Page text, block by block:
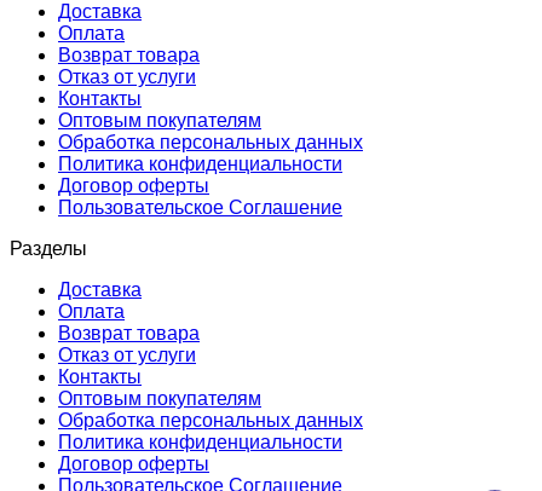
Доставка
Оплата
Возврат товара
Отказ от услуги
Контакты
Оптовым покупателям
Обработка персональных данных
Политика конфиденциальности
Договор оферты
Пользовательское Соглашение
Разделы
Доставка
Оплата
Возврат товара
Отказ от услуги
Контакты
Оптовым покупателям
Обработка персональных данных
Политика конфиденциальности
Договор оферты
Пользовательское Соглашение